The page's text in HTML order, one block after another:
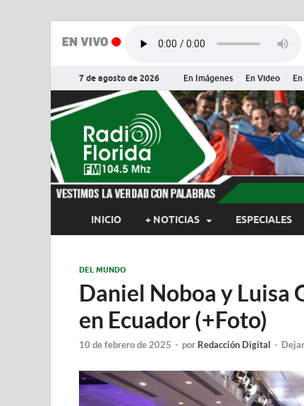
7 de agosto de 2026 En Imágenes En Video
Radio
Noticias y Actualidades de
INICIO + NOTICIAS ESPECIALES
DEL MUNDO
Daniel Noboa y Luisa
en Ecuador (+Foto)
10 de febrero de 2025 - por Redacción Digital -